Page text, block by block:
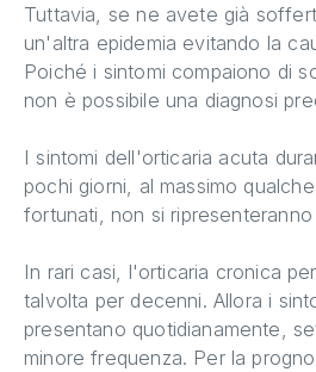
Tuttavia, se ne avete già
un'altra epidemia evitando la
Poiché i sintomi compaiono di
non è possibile una diagnosi
I sintomi dell'orticaria acuta
pochi giorni, al massimo
fortunati, non si ripresenteranno
In rari casi, l'orticaria cronica
talvolta per decenni. Allora i
presentano quotidianamente,
minore frequenza. Per la